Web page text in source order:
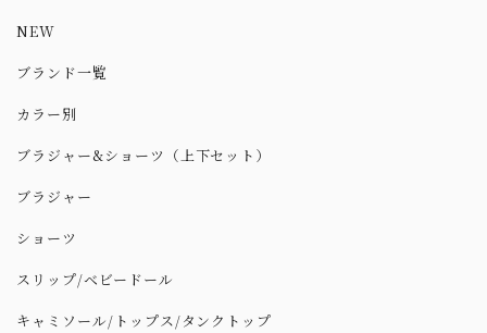
NEW
ブランド一覧
カラー別
ブラジャー&ショーツ（上下セット）
ブラジャー
ショーツ
スリップ/ベビードール
キャミソール/トップス/タンクトップ